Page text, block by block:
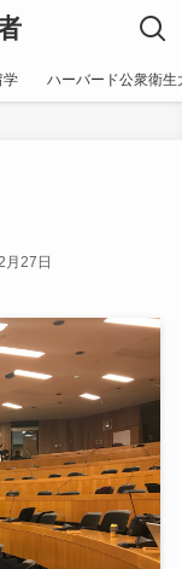
学 ハーバード公衆衛生
月27日